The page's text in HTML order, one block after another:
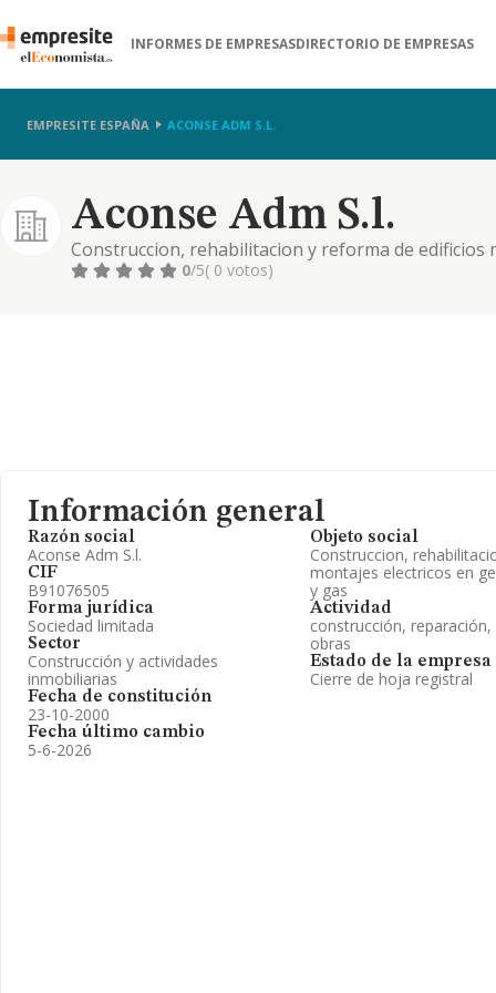
INFORMES DE EMPRESASDIRECTORIO DE EMPRESAS
EMPRESITE ESPAÑA ACONSE ADM S.L.
Aconse Adm S.l.
Construccion, rehabilitacion y reforma de
fontaneria y gas
0/5( 0 votos)
Información general
Razón social
Aconse Adm S.l.
CIF
B91076505
Forma jurídica
Sociedad limitada
Sector
Construcción y actividades
inmobiliarias
Fecha de constitución
23-10-2000
Fecha último cambio
5-6-2026
Objeto social
Construccion,
montajes electricos en
y gas
Actividad
construcción,
obras
Estado de la empresa
Cierre de hoja registral